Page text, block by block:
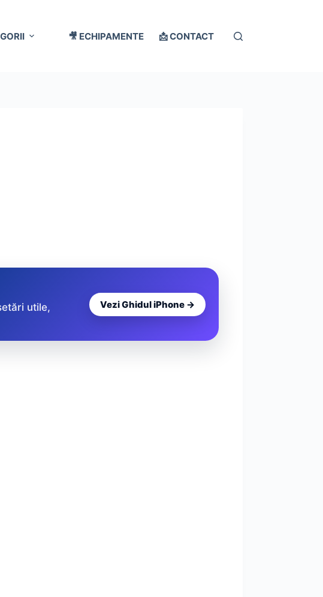
🎥 ECHIPAMENTE 📩 CONTACT
utile,
Vezi Ghidul iPhone →